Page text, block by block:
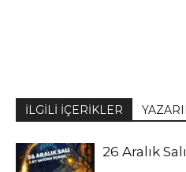
İLGİLİ İÇERİKLER
26 Aralık